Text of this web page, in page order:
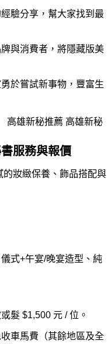
驗分享，幫大家找到最
與消費者，將隱藏版美
於嘗試新事物，豐富生
服務與報價
妝緻保養、飾品搭配與
式+午宴/晚宴造型、純
髮 $1,500 元 / 位。
車馬費（其餘地區及全